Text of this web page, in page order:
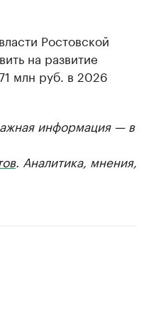
Ростовской
на развитие
млн руб. в 2026
информация — в
. Аналитика, мнения,